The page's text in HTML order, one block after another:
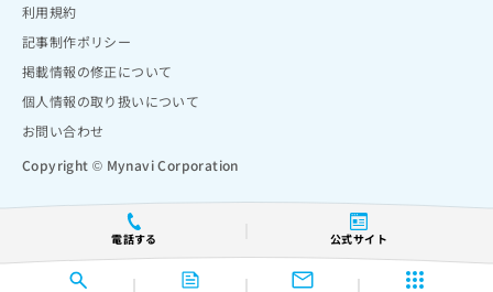
電話する 公式サイト
利用規約
記事制作ポリシー
掲載情報の修正について
個人情報の取り扱いについて
お問い合わせ
Copyright © Mynavi Corporation